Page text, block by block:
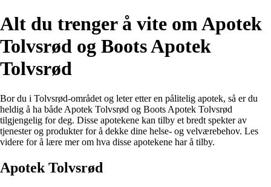
Alt du trenger å vite om Apotek
Tolvsrød og Boots Apotek
Tolvsrød
Bor du i Tolvsrød-området og leter etter en pålitelig apotek, så er du
heldig å ha både Apotek Tolvsrød og Boots Apotek Tolvsrød
tilgjengelig for deg. Disse apotekene kan tilby et bredt spekter av
tjenester og produkter for å dekke dine helse- og velværebehov. Les
videre for å lære mer om hva disse apotekene har å tilby.
Apotek Tolvsrød